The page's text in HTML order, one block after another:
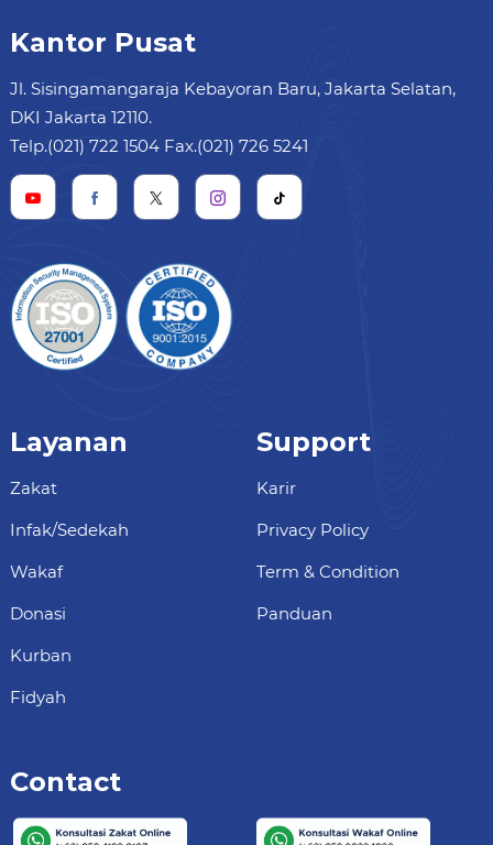
Kantor Pusat
Jl. Sisingamangaraja Kebayoran Baru, Jakarta Selatan,
DKI Jakarta 12110.
Telp.(021) 722 1504 Fax.(021) 726 5241
Layanan
Zakat
Infak/Sedekah
Wakaf
Donasi
Kurban
Fidyah
Support
Karir
Privacy Policy
Term & Condition
Panduan
Contact